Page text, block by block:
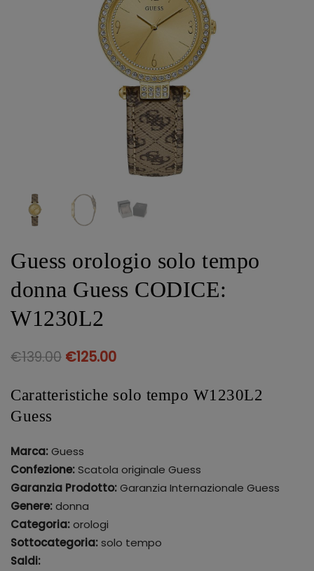
Guess orologio solo tempo
donna Guess CODICE:
W1230L2
€139.00 €125.00
Caratteristiche solo tempo W1230L2
Guess
Marca:Guess
Confezione:Scatola originale Guess
Garanzia Prodotto:Garanzia Internazionale Guess
Genere:donna
Categoria:orologi
Sottocategoria: solo tempo
Saldi: